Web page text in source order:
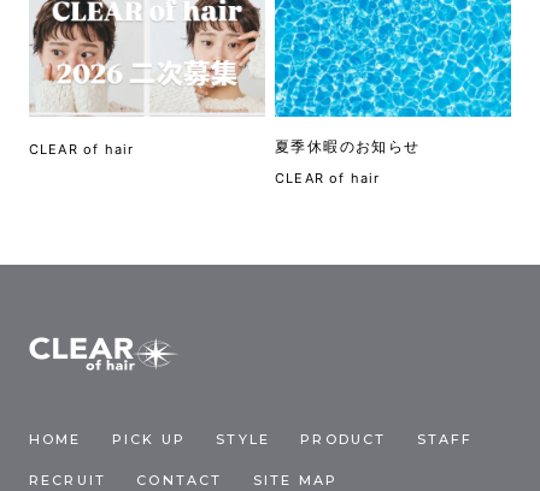
CLEAR of hair 夏季休暇のお知らせ
CLEAR of hair
HOME PICK UP STYLE PRODUCT STAFF
RECRUIT CONTACT SITE MAP